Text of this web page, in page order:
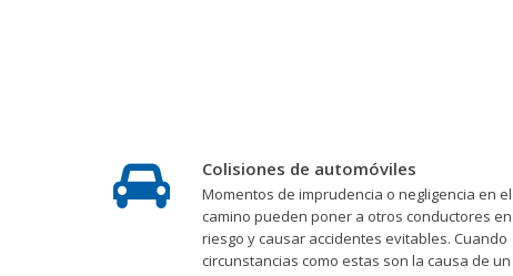
Colisiones de automóviles
Momentos de imprudencia o negligencia en el
camino pueden poner a otros conductores en
riesgo y causar accidentes evitables. Cuando
circunstancias como estas son la causa de un